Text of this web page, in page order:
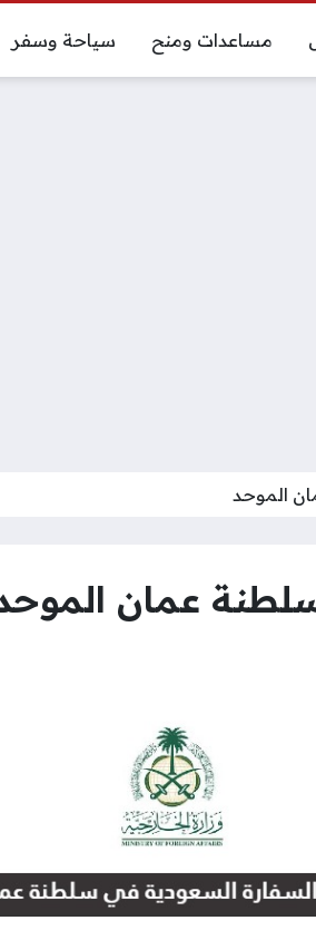
مساعدات ومنح سياحة وسفر
الموحد
عمان